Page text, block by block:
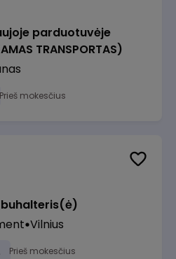
parduotuvėje
TRANSPORTAS)
Prieš mokesčius
Vilnius
Prieš mokesčius